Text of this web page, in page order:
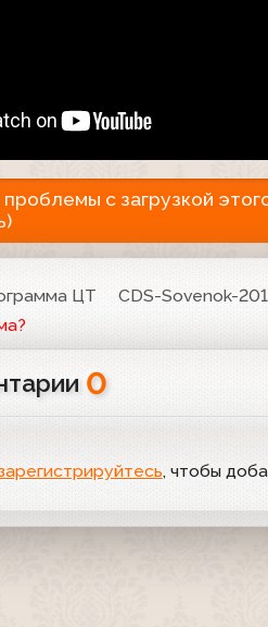
с загрузкой
ЦТ CDS-Sovenok-
0
, чтобы